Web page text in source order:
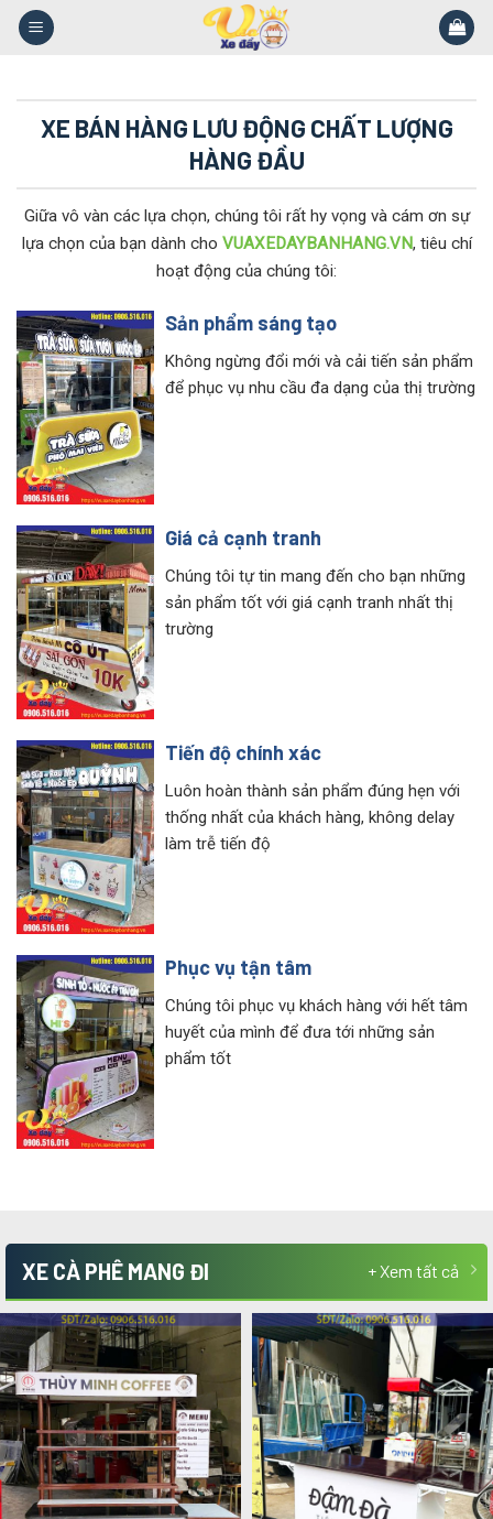
Skip
XE BÁN HÀNG LƯU ĐỘNG CHẤT LƯỢNG
HÀNG ĐẦU
Giữa vô vàn các lựa chọn, chúng tôi rất hy vọng và cám ơn sự
lựa chọn của bạn dành cho VUAXEDAYBANHANG.VN, tiêu chí
hoạt động của chúng tôi:
Sản phẩm sáng tạo
Không ngừng đổi mới và cải tiến sản phẩm
để phục vụ nhu cầu đa dạng của thị trường
Giá cả cạnh tranh
Chúng tôi tự tin mang đến cho bạn những
sản phẩm tốt với giá cạnh tranh nhất thị
trường
Tiến độ chính xác
Luôn hoàn thành sản phẩm đúng hẹn với
thống nhất của khách hàng, không delay
làm trễ tiến độ
Phục vụ tận tâm
Chúng tôi phục vụ khách hàng với hết tâm
huyết của mình để đưa tới những sản
phẩm tốt
XE CÀ PHÊ MANG ĐI + Xem tất cả